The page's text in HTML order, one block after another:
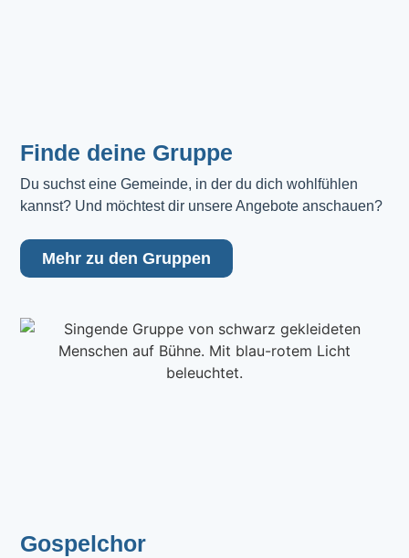
Finde deine Gruppe
Du suchst eine Gemeinde, in der du dich wohlfühlen
kannst? Und möchtest dir unsere Angebote anschauen?
Mehr zu den Gruppen
Gospelchor